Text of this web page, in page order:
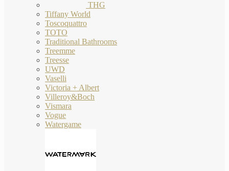
THG
Tiffany World
Toscoquattro
TOTO
Traditional Bathrooms
Treemme
Treesse
UWD
Vaselli
Victoria + Albert
Villeroy&Boch
Vismara
Vogue
Watergame